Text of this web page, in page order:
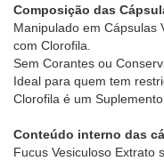
Composição das
Manipulado em Cápsulas
com Clorofila.
Sem Corantes ou
Ideal para quem tem
Clorofila é um
Conteúdo interno das
Fucus Vesiculoso Extrato